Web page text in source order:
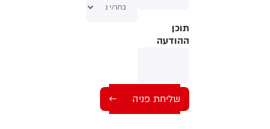
תוכן
ההודעה